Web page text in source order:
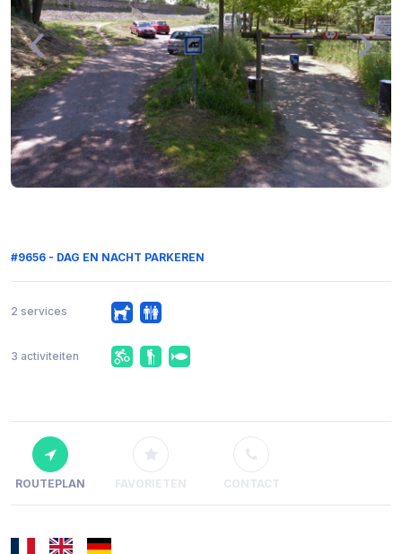
#9656 - DAG EN NACHT PARKEREN
2 services
3 activiteiten
ROUTEPLAN FAVORIETEN CONTACT